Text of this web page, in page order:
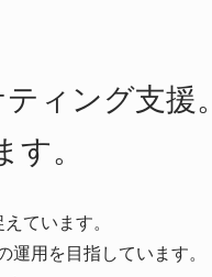
ィング支援。
。
ています。
用を目指しています。